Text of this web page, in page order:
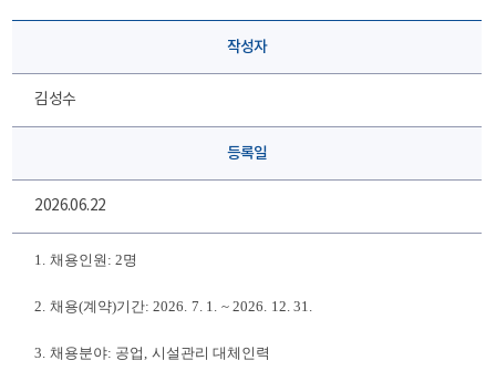
작성자
김성수
등록일
2026.06.22
1. 채용인원 : 2명
2. 채용(계약)기간: 2026. 7. 1. ~ 2026. 12. 31.
3. 채용분야: 공업, 시설관리 대체인력